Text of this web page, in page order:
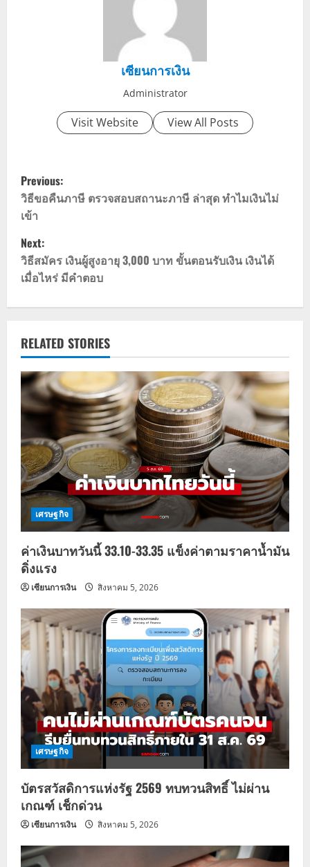
เซียนการเงิน
Administrator
Visit Website View All Posts
P
o
s
t
n
v
i
g
a
t
i
o
n
Previous:
วิธีขอคืนภาษี ตรวจสอบสถานะภาษี ล่าสุด ทำไมเงินไม่
เข้า
Next:
วิธีสมัคร เงินผู้สูงอายุ 3,000 บาท ขั้นตอนรับเงิน เงินได้
เมื่อไหร่ มีคำตอบ
RELATED STORIES
เศรษฐกิจ
ค่าเงินบาทวันนี้ 33.10-33.35 แข็งค่าตามราคาน้ำมัน
ดิ่งแรง
เซียนการเงิน สิงหาคม 5, 2026
เศรษฐกิจ
บัตรสวัสดิการแห่งรัฐ 2569 ทบทวนสิทธิ์ ไม่ผ่าน
เกณฑ์ เช็กด่วน
เซียนการเงิน สิงหาคม 5, 2026